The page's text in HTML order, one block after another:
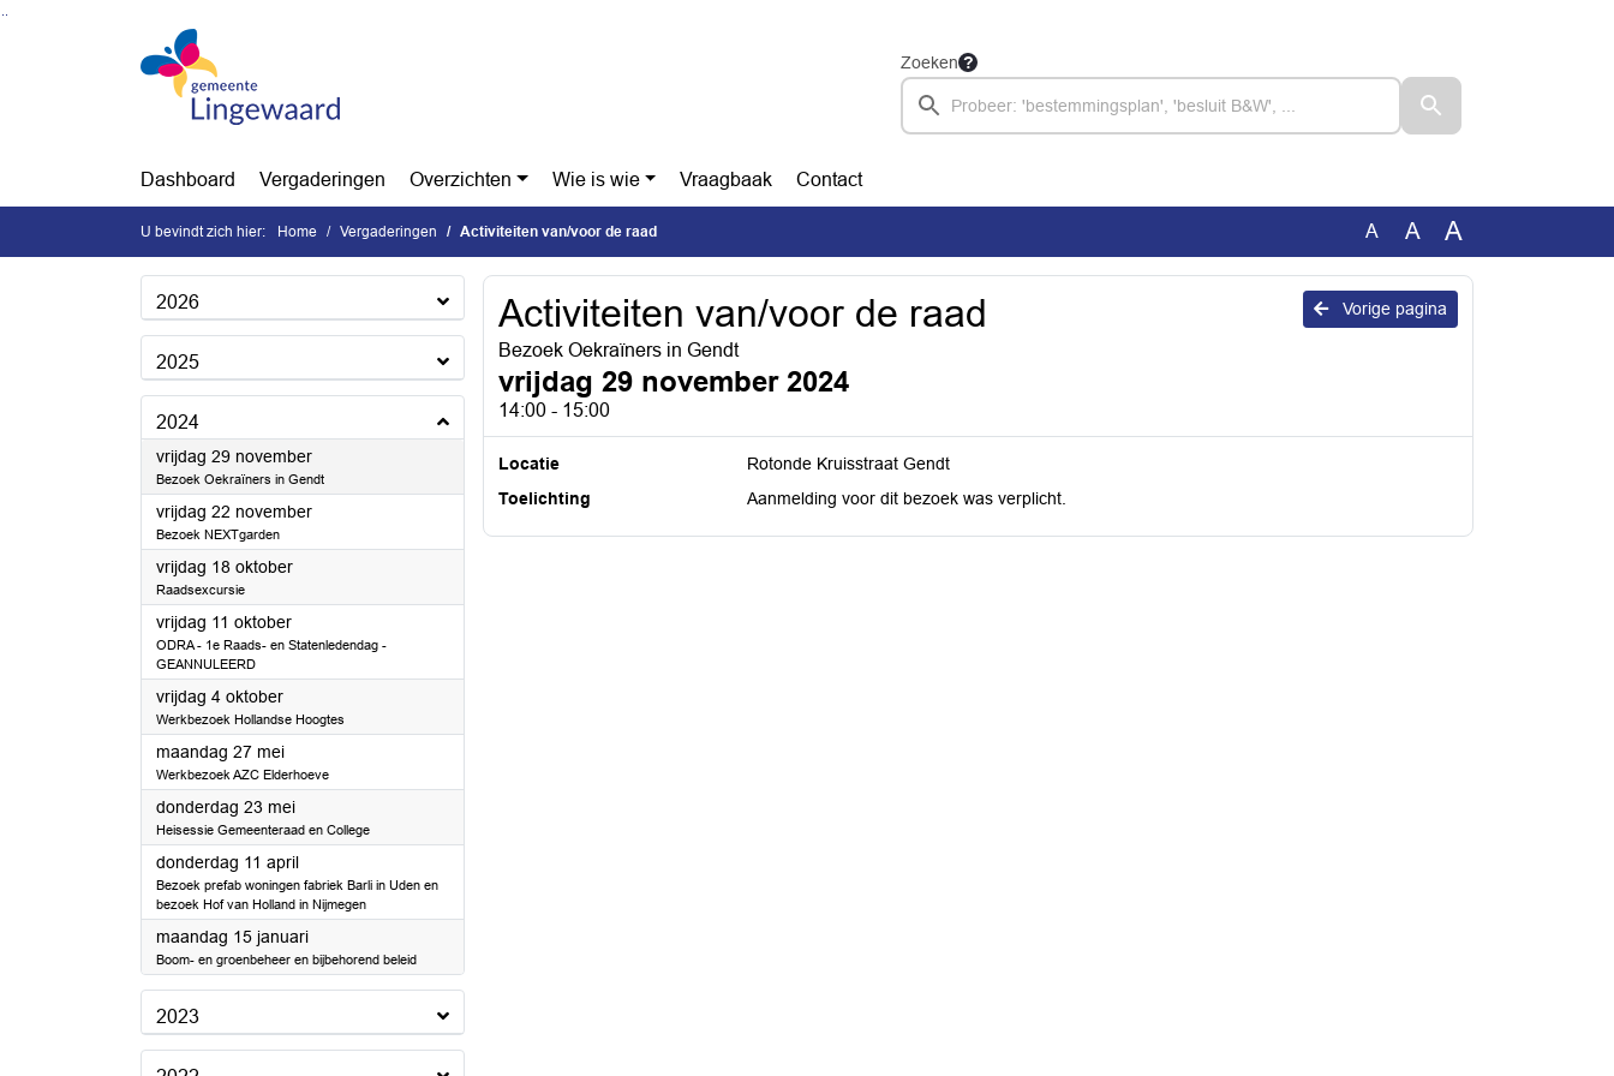
Ga naar de inhoud van deze pagina
Zoeken
Dashboard Vergaderingen Overzichten Wie is wie Vraagbaak Contact
U bevindt zich hier: Home Vergaderingen Activiteiten van/voor de raad A A A
2026
2025
2024
vrijdag 29 november2024
Bezoek Oekraïners in Gendt
vrijdag 22 november2024
Bezoek NEXTgarden
vrijdag 18 oktober2024
Raadsexcursie
vrijdag 11 oktober2024
ODRA - 1e Raads- en Statenledendag -
GEANNULEERD
vrijdag 4 oktober2024
Werkbezoek Hollandse Hoogtes
maandag 27 mei2024
Werkbezoek AZC Elderhoeve
donderdag 23 mei2024
Heisessie Gemeenteraad en College
donderdag 11 april2024
Bezoek prefab woningen fabriek Barli in Uden en
bezoek Hof van Holland in Nijmegen
maandag 15 januari2024
Boom- en groenbeheer en bijbehorend beleid
2023
Vorige pagina
Activiteiten van/voor de raad
Bezoek Oekraïners in Gendt
vrijdag 29 november 2024
14:00 - 15:00
Locatie
Rotonde Kruisstraat Gendt
Toelichting
Aanmelding voor dit bezoek was verplicht.